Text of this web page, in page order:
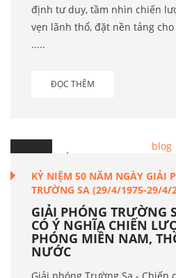
định tư duy, tầm nhìn chiến
vẹn lãnh thổ, đặt nền tảng
.....
ĐỌC THÊM
15 Th.4
KỶ NIỆM 50 NĂM NGÀY GIẢI
TRƯỜNG SA (29/4/1975-29/4/
GIẢI PHÓNG TRƯỜNG
CÓ Ý NGHĨA CHIẾN
PHÓNG MIỀN NAM,
NƯỚC